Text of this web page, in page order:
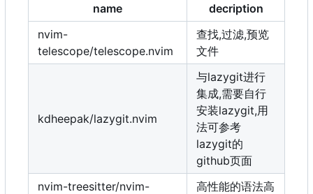
name
decription
nvim-
telescope/telescope.nvim
查找,过滤,预览
文件
kdheepak/lazygit.nvim
与lazygit进行
集成,需要自行
安装lazygit,用
法可参考
lazygit的
github页面
nvim-treesitter/nvim-
高性能的语法高